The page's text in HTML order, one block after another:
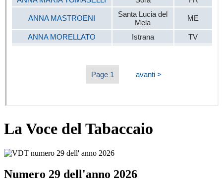
La Voce del Tabaccaio
Numero 29 dell'anno 2026